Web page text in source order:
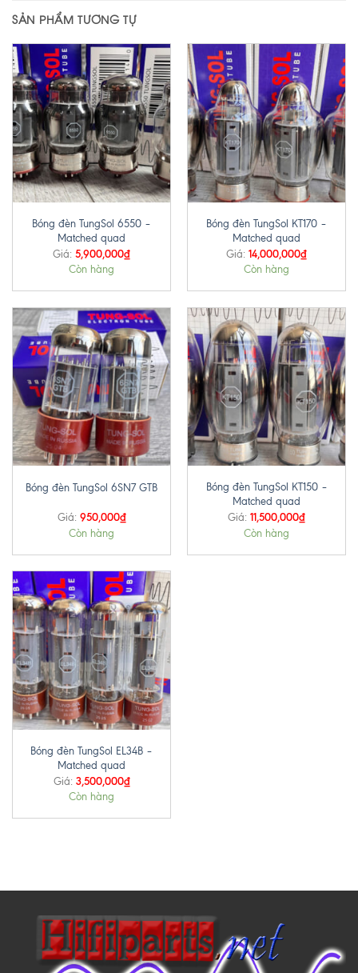
SẢN PHẨM TƯƠNG TỰ
Bóng đèn TungSol 6550 –
Matched quad
Giá: 5,900,000₫
Còn hàng
Bóng đèn TungSol KT170 –
Matched quad
Giá: 14,000,000₫
Còn hàng
Bóng đèn TungSol 6SN7 GTB
Giá: 950,000₫
Còn hàng
Bóng đèn TungSol KT150 –
Matched quad
Giá: 11,500,000₫
Còn hàng
Bóng đèn TungSol EL34B –
Matched quad
Giá: 3,500,000₫
Còn hàng